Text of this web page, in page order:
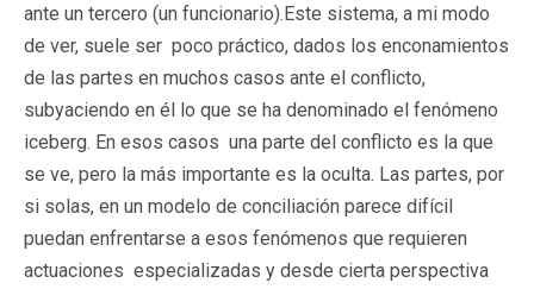
ante un tercero (un funcionario).Este sistema, a mi modo
de ver, suele ser poco práctico, dados los enconamientos
de las partes en muchos casos ante el conflicto,
subyaciendo en él lo que se ha denominado el fenómeno
iceberg. En esos casos una parte del conflicto es la que
se ve, pero la más importante es la oculta. Las partes, por
si solas, en un modelo de conciliación parece difícil
puedan enfrentarse a esos fenómenos que requieren
actuaciones especializadas y desde cierta perspectiva